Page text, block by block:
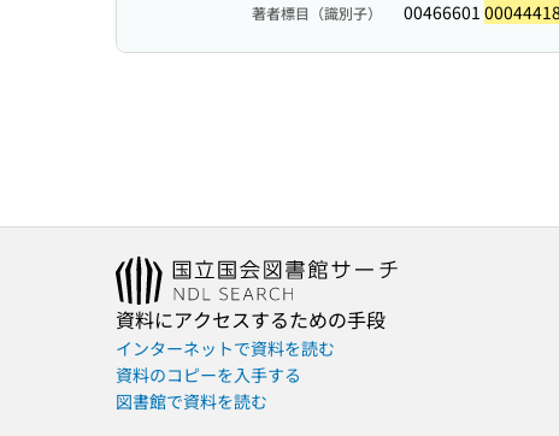
著者標目（識別子） 00466601 00044418
資料にアクセスするための手段
インターネットで資料を読む
資料のコピーを入手する
図書館で資料を読む